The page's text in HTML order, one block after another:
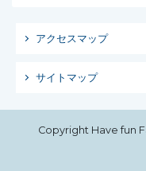
アクセスマップ
サイトマップ
Copyright Have fun